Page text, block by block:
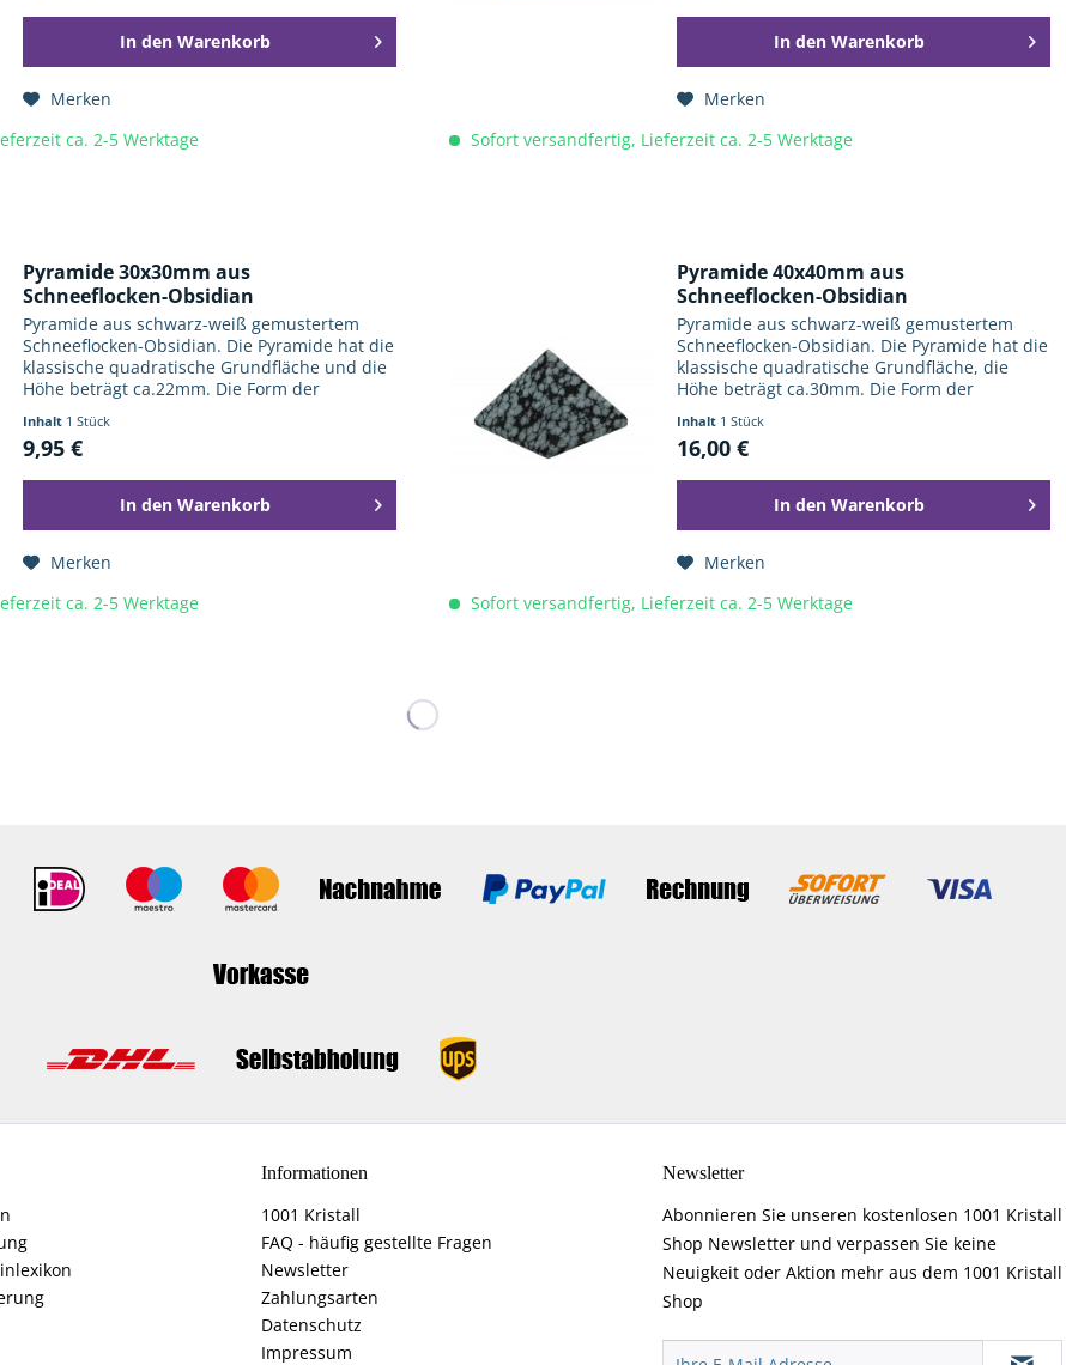
In den Warenkorb
Merken
ca. 2-5 Werktage
In den Warenkorb
Merken
Sofort versandfertig, Lieferzeit ca. 2-5 Werktage
Pyramide 30x30mm aus
Schneeflocken-Obsidian
Pyramide aus schwarz-weiß gemustertem
Schneeflocken-Obsidian. Die Pyramide hat die
klassische quadratische Grundfläche und die
Höhe beträgt ca.22mm. Die Form der
seit den Pharaonen und ihren...
Inhalt 1 Stück
9,95 €
In den Warenkorb
Merken
ca. 2-5 Werktage
Pyramide 40x40mm aus
Schneeflocken-Obsidian
Pyramide aus schwarz-weiß gemustertem
Schneeflocken-Obsidian. Die Pyramide hat die
klassische quadratische Grundfläche, die
Höhe beträgt ca.30mm. Die Form der
seit den Pharaonen und ihren...
Inhalt 1 Stück
16,00 €
In den Warenkorb
Merken
Sofort versandfertig, Lieferzeit ca. 2-5 Werktage
Informationen
1001 Kristall
FAQ - häufig gestellte Fragen
Newsletter
Zahlungsarten
Datenschutz
Impressum
Newsletter
Abonnieren Sie unseren kostenlosen 1001 Kristall
Shop Newsletter und verpassen Sie keine
Neuigkeit oder Aktion mehr aus dem 1001 Kristall
Shop